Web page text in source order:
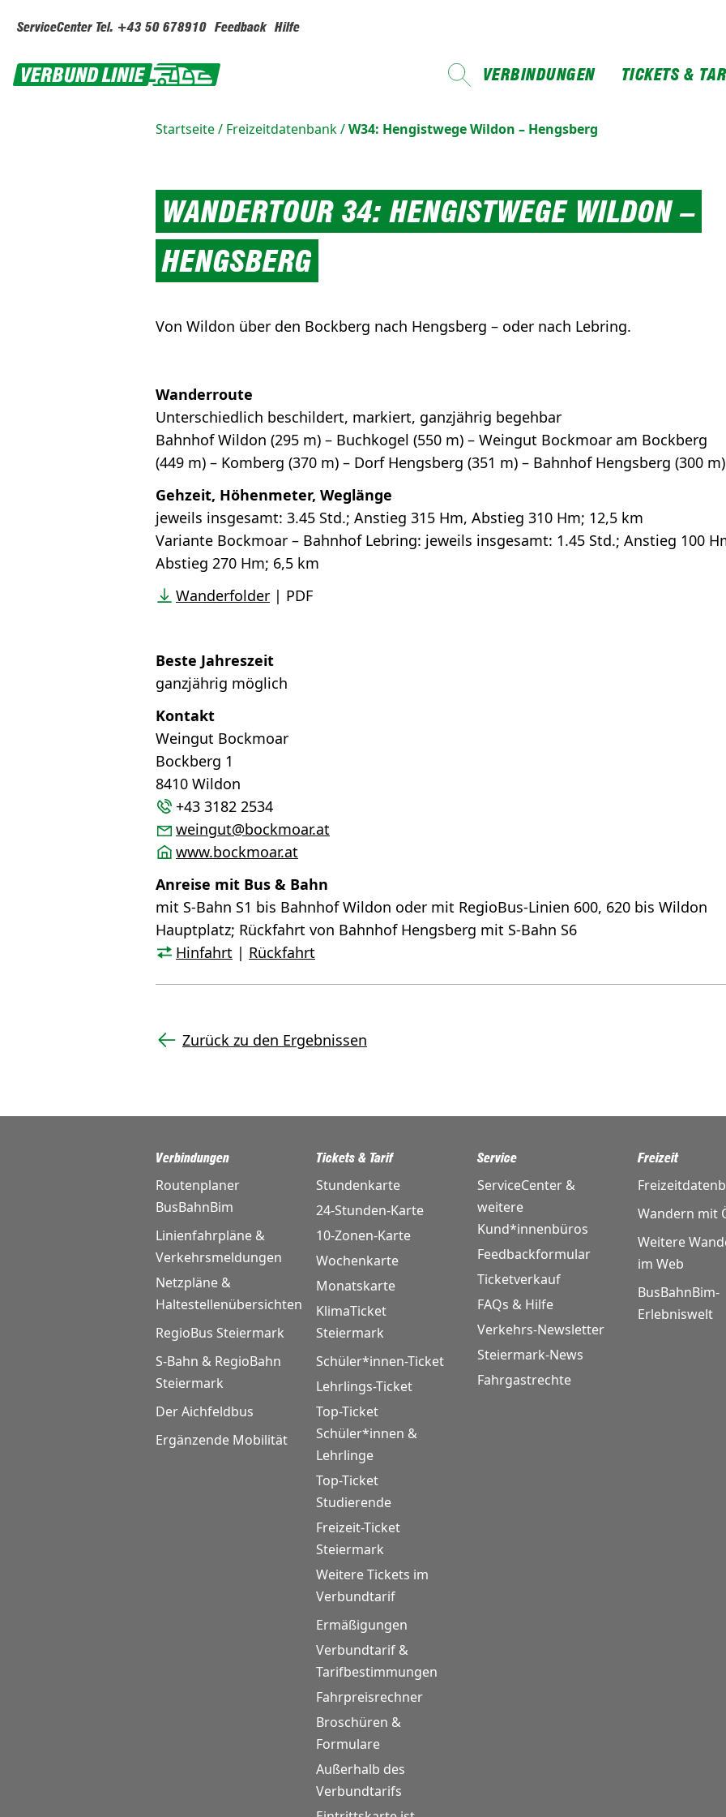
ServiceCenter Tel. +43 50 678910 Feedback Hilfe
VERBINDUNGEN TICKETS &
Startseite/ Freizeitdatenbank/W34: Hengistwege Wildon – Hengsberg
WANDERTOUR 34: HENGISTWEGE WILDON –
HENGSBERG
Von Wildon über den Bockberg nach Hengsberg – oder nach Lebring.
Wanderroute
Unterschiedlich beschildert, markiert, ganzjährig begehbar
Bahnhof Wildon (295 m) – Buchkogel (550 m) – Weingut Bockmoar am Bockberg
(449 m) – Komberg (370 m) – Dorf Hengsberg (351 m) – Bahnhof Hengsberg (300 m)
Gehzeit, Höhenmeter, Weglänge
jeweils insgesamt: 3.45 Std.; Anstieg 315 Hm, Abstieg 310 Hm; 12,5 km
Variante Bockmoar – Bahnhof Lebring: jeweils insgesamt: 1.45 Std.; Anstieg 100
Abstieg 270 Hm; 6,5 km
Wanderfolder | PDF
Beste Jahreszeit
ganzjährig möglich
Kontakt
Weingut Bockmoar
Bockberg 1
8410 Wildon
+43 3182 2534
weingut@bockmoar.at
www.bockmoar.at
Anreise mit Bus & Bahn
mit S-Bahn S1 bis Bahnhof Wildon oder mit RegioBus-Linien 600, 620 bis Wildon
Hauptplatz; Rückfahrt von Bahnhof Hengsberg mit S-Bahn S6
Hinfahrt | Rückfahrt
Zurück zu den Ergebnissen
Verbindungen
Routenplaner
BusBahnBim
Linienfahrpläne &
Verkehrsmeldungen
Netzpläne &
Haltestellenübersichten
RegioBus Steiermark
S-Bahn & RegioBahn
Steiermark
Der Aichfeldbus
Ergänzende Mobilität
Tickets & Tarif
Stundenkarte
24-Stunden-Karte
10-Zonen-Karte
Wochenkarte
Monatskarte
KlimaTicket
Steiermark
Schüler*innen-Ticket
Lehrlings-Ticket
Top-Ticket
Schüler*innen &
Lehrlinge
Top-Ticket
Studierende
Freizeit-Ticket
Steiermark
Weitere Tickets im
Verbundtarif
Ermäßigungen
Verbundtarif &
Tarifbestimmungen
Fahrpreisrechner
Broschüren &
Formulare
Außerhalb des
Verbundtarifs
Service
ServiceCenter &
weitere
Kund*innenbüros
Feedbackformular
Ticketverkauf
FAQs & Hilfe
Verkehrs-Newsletter
Steiermark-News
Fahrgastrechte
Freizeit
Wandern mit
Weitere
im Web
BusBahnBim-
Erlebniswelt